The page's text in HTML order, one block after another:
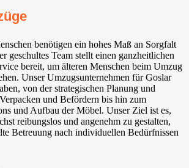
benötigen ein hohes Maß an Sorgfalt
geschultes Team stellt einen ganzheitlichen
bereit, um älteren Menschen beim Umzug
Unser Umzugsunternehmen für Goslar
von der strategischen Planung und
und Befördern bis hin zum
und Aufbau der Möbel. Unser Ziel ist es,
reibungslos und angenehm zu gestalten,
Betreuung nach individuellen Bedürfnissen